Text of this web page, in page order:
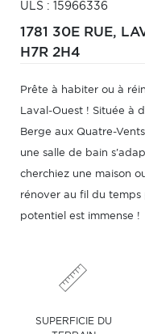
ULS : 15966336
1781 30E RUE,
H7R 2H4
Prête à habiter ou à
Laval-Ouest ! Située à
Berge aux Quatre-
une salle de bain
cherchiez une maison
rénover au fil du temps
potentiel est immense !
SUPERFICIE DU